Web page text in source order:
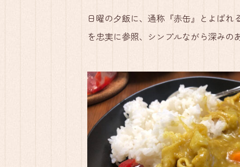
日曜の夕飯に、通称『赤缶』とよば
を忠実に参照、シンプルながら深みの